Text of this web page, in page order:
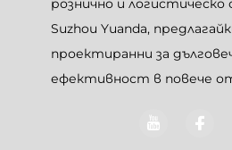
рознично и логистическо
Suzhou Yuanda,
проектиранни за
ефективност в повече